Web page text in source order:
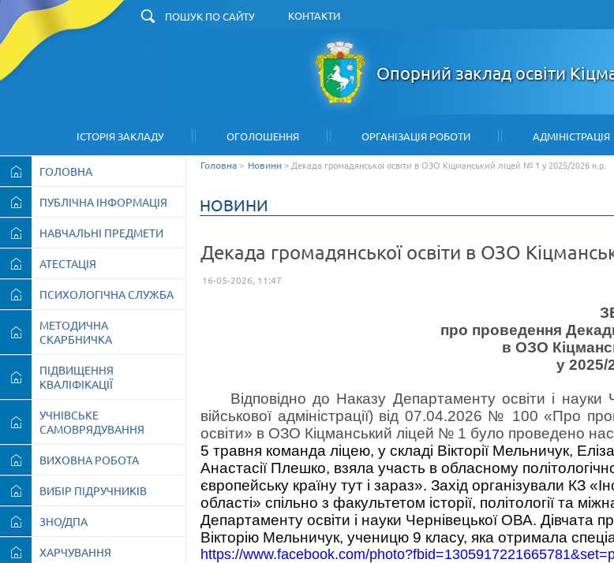
КОНТАКТИ
Опорний заклад освіти
ІСТОРІЯ ЗАКЛАДУ ОГОЛОШЕННЯ ОРГАНІЗАЦІЯ РОБОТИ АДМІНІСТРАЦІЯ
ГОЛОВНА
ПУБЛІЧНА ІНФОРМАЦІЯ
НАВЧАЛЬНІ ПРЕДМЕТИ
АТЕСТАЦІЯ
ПСИХОЛОГІЧНА СЛУЖБА
МЕТОДИЧНА
СКАРБНИЧКА
ПІДВИЩЕННЯ
КВАЛІФІКАЦІЇ
УЧНІВСЬКЕ
САМОВРЯДУВАННЯ
ВИХОВНА РОБОТА
ВИБІР ПІДРУЧНИКІВ
ЗНО/ДПА
ХАРЧУВАННЯ
Головна> Новини> Декада громадянської освіти в ОЗО Кіцманський ліцей № 1 у 2025/2026 н.р.
НОВИНИ
Декада громадянської освіти в ОЗО
16-05-2026, 11:47
про проведення
в ОЗО
у 2025/
Відповідно до Наказу Департаменту освіти і науки
військової адміністрації) від 07.04.2026 № 100 «Про
освіти» в ОЗО Кіцманський ліцей № 1 було проведено
5 травня команда ліцею, у складі Вікторії Мельничук,
Анастасії Плешко, взяла участь в обласному
європейську країну тут і зараз». Захід організували КЗ
області» спільно з факультетом історії, політології та
Департаменту освіти і науки Чернівецької ОВА. Дівчата
Вікторію Мельничук, ученицю 9 класу, яка отримала
https://www.facebook.com/